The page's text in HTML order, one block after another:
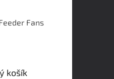
Fans
košík